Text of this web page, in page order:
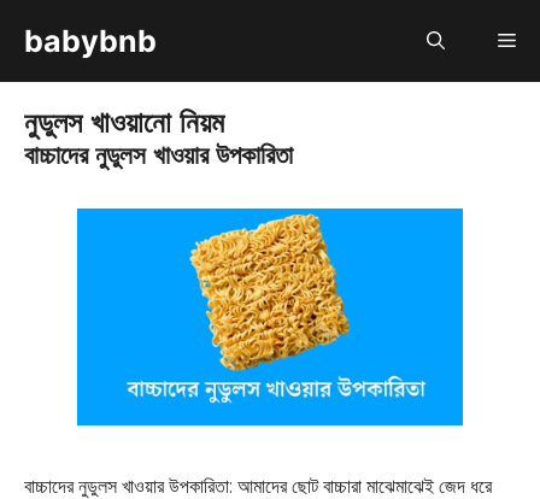
babybnb
নুডুলস খাওয়ানো নিয়ম
বাচ্চাদের নুডুলস খাওয়ার উপকারিতা
বাচ্চাদের নুডুলস খাওয়ার উপকারিতা: আমাদের ছোট বাচ্চারা মাঝেমাঝেই জেদ ধরে